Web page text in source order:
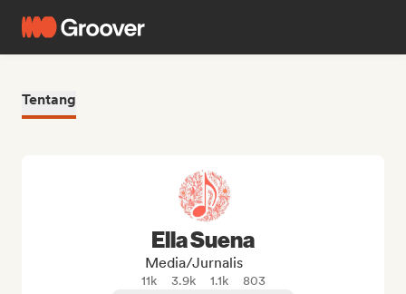
Tentang
Ella Suena
Media/Jurnalis
11k 3.9k 1.1k
803